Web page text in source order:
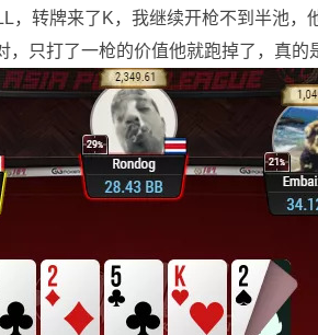
，转牌来了K，我继续开枪不到半池，
，只打了一枪的价值他就跑掉了，真的